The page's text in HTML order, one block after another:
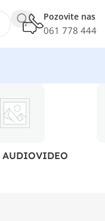
Pozovite nas
061 778 444
AUDIOVIDEO